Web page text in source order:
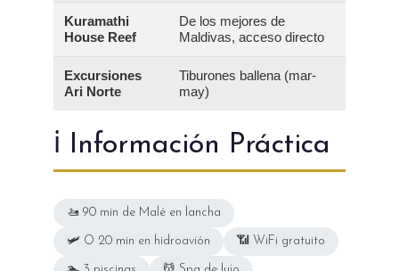
Kuramathi
House Reef
De los mejores de
Maldivas, acceso directo
Excursiones
Ari Norte
Tiburones ballena (mar-
may)
ℹ️ Información Práctica
🚤 90 min de Malé en lancha
🛩️ O 20 min en hidroavión 📶 WiFi gratuito